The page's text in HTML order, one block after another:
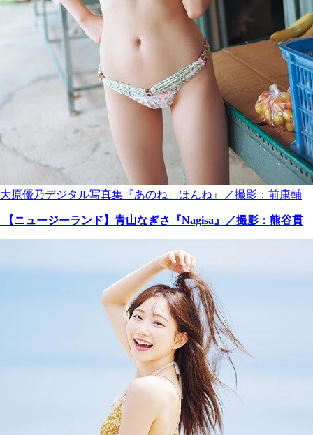
大原優乃デジタル写真集『あのね、ほんね』／撮影：前康輔
【ニュージーランド】青山なぎさ『Nagisa』／撮影：熊谷貫